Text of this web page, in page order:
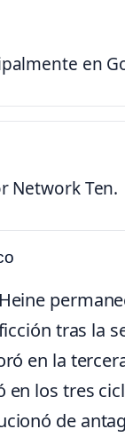
en
Network Ten.
tras la
en la
en los tres
de